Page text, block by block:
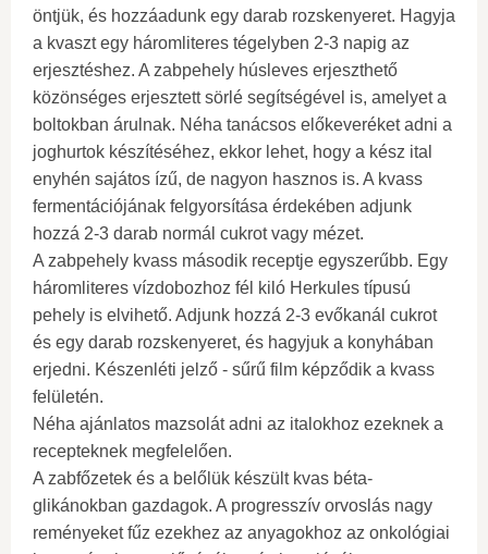
öntjük, és hozzáadunk egy darab rozskenyeret. Hagyja
a kvaszt egy háromliteres tégelyben 2-3 napig az
erjesztéshez. A zabpehely húsleves erjeszthető
közönséges erjesztett sörlé segítségével is, amelyet a
boltokban árulnak. Néha tanácsos előkeveréket adni a
joghurtok készítéséhez, ekkor lehet, hogy a kész ital
enyhén sajátos ízű, de nagyon hasznos is. A kvass
fermentációjának felgyorsítása érdekében adjunk
hozzá 2-3 darab normál cukrot vagy mézet.
A zabpehely kvass második receptje egyszerűbb. Egy
háromliteres vízdobozhoz fél kiló Herkules típusú
pehely is elvihető. Adjunk hozzá 2-3 evőkanál cukrot
és egy darab rozskenyeret, és hagyjuk a konyhában
erjedni. Készenléti jelző - sűrű film képződik a kvass
felületén.
Néha ajánlatos mazsolát adni az italokhoz ezeknek a
recepteknek megfelelően.
A zabfőzetek és a belőlük készült kvas béta-
glikánokban gazdagok. A progresszív orvoslás nagy
reményeket fűz ezekhez az anyagokhoz az onkológiai